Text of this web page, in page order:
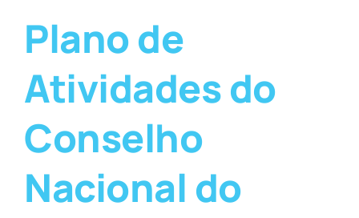
Plano de
Atividades do
Conselho
Nacional do